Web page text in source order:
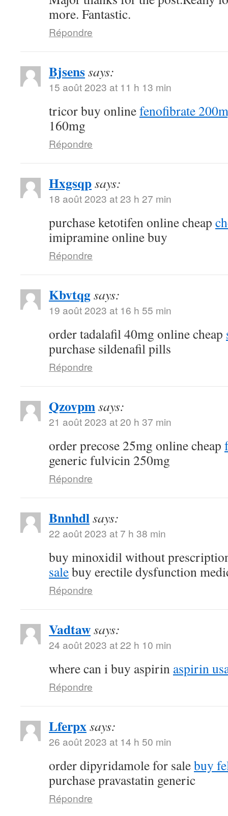
more. Fantastic.
Répondre
Bjsenssays:
15 août 2023 at 11 h 13 min
tricor buy onlinefenofibrate
160mg
Répondre
Hxgsqpsays:
18 août 2023 at 23 h 27 min
purchase ketotifen online cheap
imipramine online buy
Répondre
Kbvtqgsays:
19 août 2023 at 16 h 55 min
order tadalafil 40mg online cheap
purchase sildenafil pills
Répondre
Qzovpmsays:
21 août 2023 at 20 h 37 min
order precose 25mg online cheap
generic fulvicin 250mg
Répondre
Bnnhdlsays:
22 août 2023 at 7 h 38 min
buy minoxidil without
salebuy erectile dysfunction
Répondre
Vadtawsays:
24 août 2023 at 22 h 10 min
where can i buy aspirin aspirin
Répondre
Lferpxsays:
26 août 2023 at 14 h 50 min
order dipyridamole for salebuy
purchase pravastatin generic
Répondre